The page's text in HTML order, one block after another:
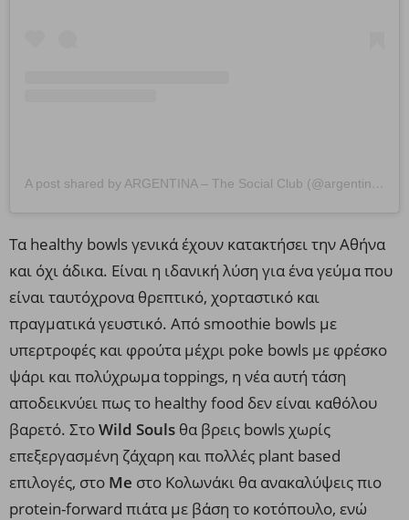
Τα healthy bowls γενικά έχουν κατακτήσει την Αθήνα
και όχι άδικα. Είναι η ιδανική λύση για ένα γεύμα που
είναι ταυτόχρονα θρεπτικό, χορταστικό και
πραγματικά γευστικό. Από smoothie bowls με
υπερτροφές και φρούτα μέχρι poke bowls με φρέσκο
ψάρι και πολύχρωμα toppings, η νέα αυτή τάση
αποδεικνύει πως το healthy food δεν είναι καθόλου
βαρετό. ΣτοWild Souls θα βρεις bowls χωρίς
επεξεργασμένη ζάχαρη και πολλές plant based
επιλογές, στο Me στο Κολωνάκι θα ανακαλύψεις πιο
protein-forward πιάτα με βάση το κοτόπουλο, ενώ